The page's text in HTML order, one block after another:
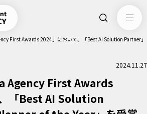
First Awards 2024」において、「Best AI Solution Partner
2024.11.27
Agency First Awards
「Best AI Solution